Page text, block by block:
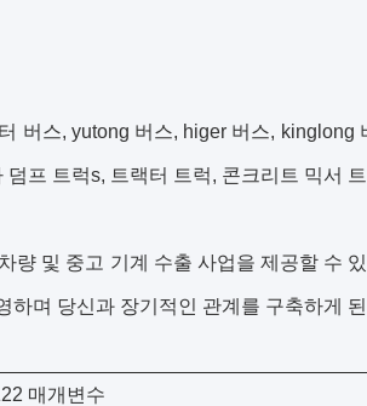
버스, yutong 버스, higer 버스, kinglong
덤프 트럭s, 트랙터 트럭, 콘크리트 믹서
량 및 중고 기계 수출 사업을 제공할 수
하며 당신과 장기적인 관계를 구축하게
매개변수